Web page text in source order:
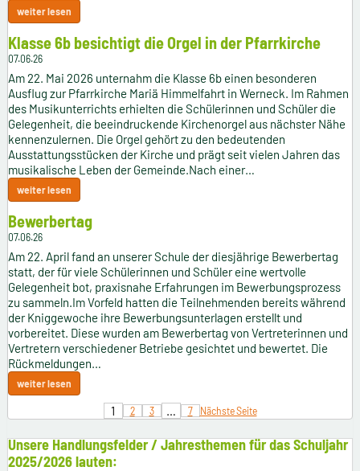
weiter lesen
Klasse 6b besichtigt die Orgel in der Pfarrkirche
07.06.26
Am 22. Mai 2026 unternahm die Klasse 6b einen besonderen
Ausflug zur Pfarrkirche Mariä Himmelfahrt in Werneck. Im Rahmen
des Musikunterrichts erhielten die Schülerinnen und Schüler die
Gelegenheit, die beeindruckende Kirchenorgel aus nächster Nähe
kennenzulernen. Die Orgel gehört zu den bedeutenden
Ausstattungsstücken der Kirche und prägt seit vielen Jahren das
musikalische Leben der Gemeinde.Nach einer…
weiter lesen
Bewerbertag
07.06.26
Am 22. April fand an unserer Schule der diesjährige Bewerbertag
statt, der für viele Schülerinnen und Schüler eine wertvolle
Gelegenheit bot, praxisnahe Erfahrungen im Bewerbungsprozess
zu sammeln.Im Vorfeld hatten die Teilnehmenden bereits während
der Kniggewoche ihre Bewerbungsunterlagen erstellt und
vorbereitet. Diese wurden am Bewerbertag von Vertreterinnen und
Vertretern verschiedener Betriebe gesichtet und bewertet. Die
Rückmeldungen…
weiter lesen
1 2 3 … 7 Nächste Seite
Unsere Handlungsfelder / Jahresthemen für das Schuljahr
2025/2026 lauten: